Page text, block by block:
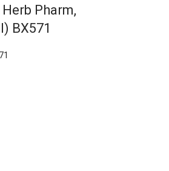
Pharm,
BX571